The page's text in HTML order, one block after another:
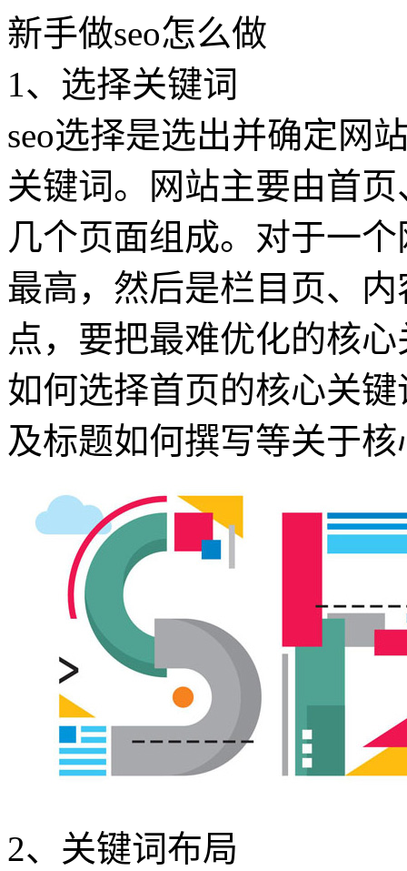
新手做seo怎么做
1、选择关键词
seo选择是选出并确定网
关键词。网站主要由首
几个页面组成。对于一
最高，然后是栏目页、
点，要把最难优化的核
如何选择首页的核心关
及标题如何撰写等关于
2、关键词布局